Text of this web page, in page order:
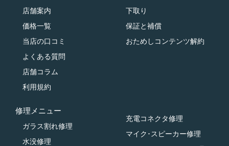
店舗案内
価格一覧
当店の口コミ
よくある質問
店舗コラム
利用規約
下取り
保証と補償
おためしコンテンツ解約
修理メニュー
ガラス割れ修理
水没修理
充電コネクタ修理
マイク･スピーカー修理